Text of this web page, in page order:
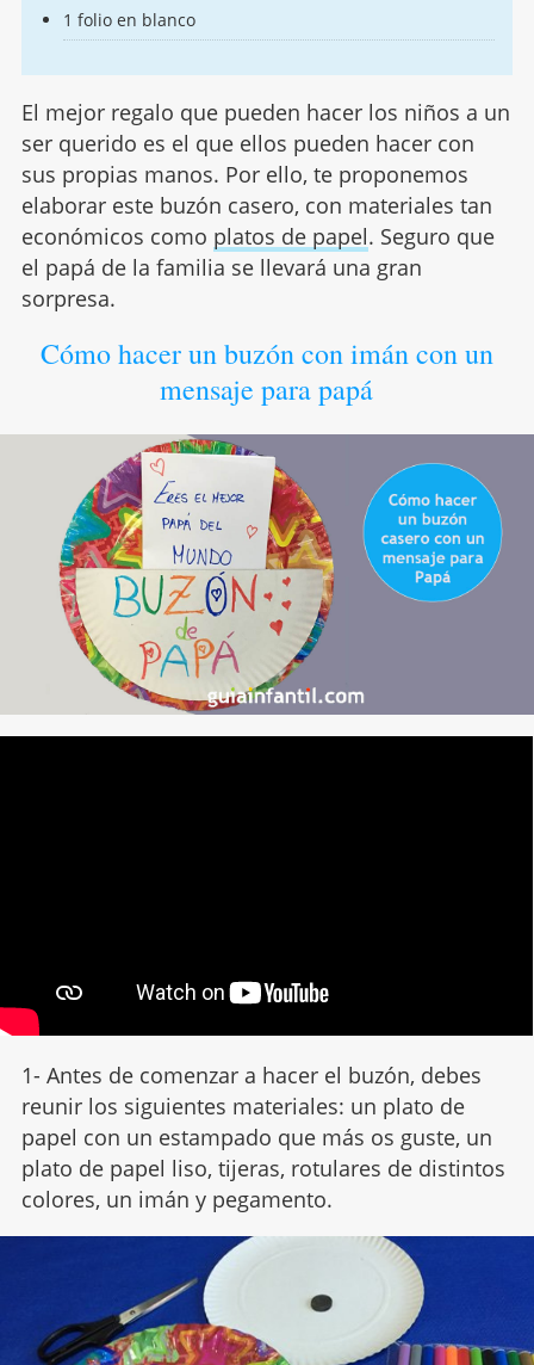
1 folio en blanco
El mejor regalo que pueden hacer los niños a un
ser querido es el que ellos pueden hacer con
sus propias manos. Por ello, te proponemos
elaborar este buzón casero, con materiales tan
económicos como platos de papel. Seguro que
el papá de la familia se llevará una gran
sorpresa.
Cómo hacer un buzón con imán con un
mensaje para papá
1- Antes de comenzar a hacer el buzón, debes
reunir los siguientes materiales: un plato de
papel con un estampado que más os guste, un
plato de papel liso, tijeras, rotulares de distintos
colores, un imán y pegamento.